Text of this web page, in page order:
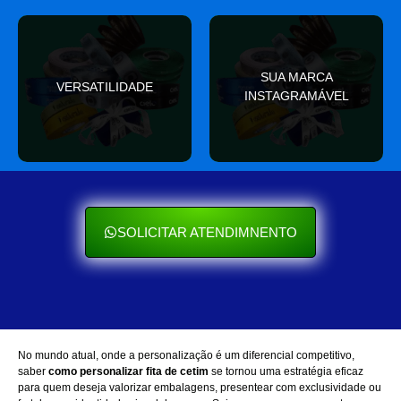
VERSATILIDADE
Se encaixa em qualquer
ocasião e sempre agrega
valor
SUA MARCA
INSTAGRAMÁVEL
Seu cliente ama mostrar
nas redes sociais
SOLICITAR ATENDIMNENTO
No mundo atual, onde a personalização é um diferencial competitivo,
saber como personalizar fita de cetim se tornou uma estratégia eficaz
para quem deseja valorizar embalagens, presentear com exclusividade ou